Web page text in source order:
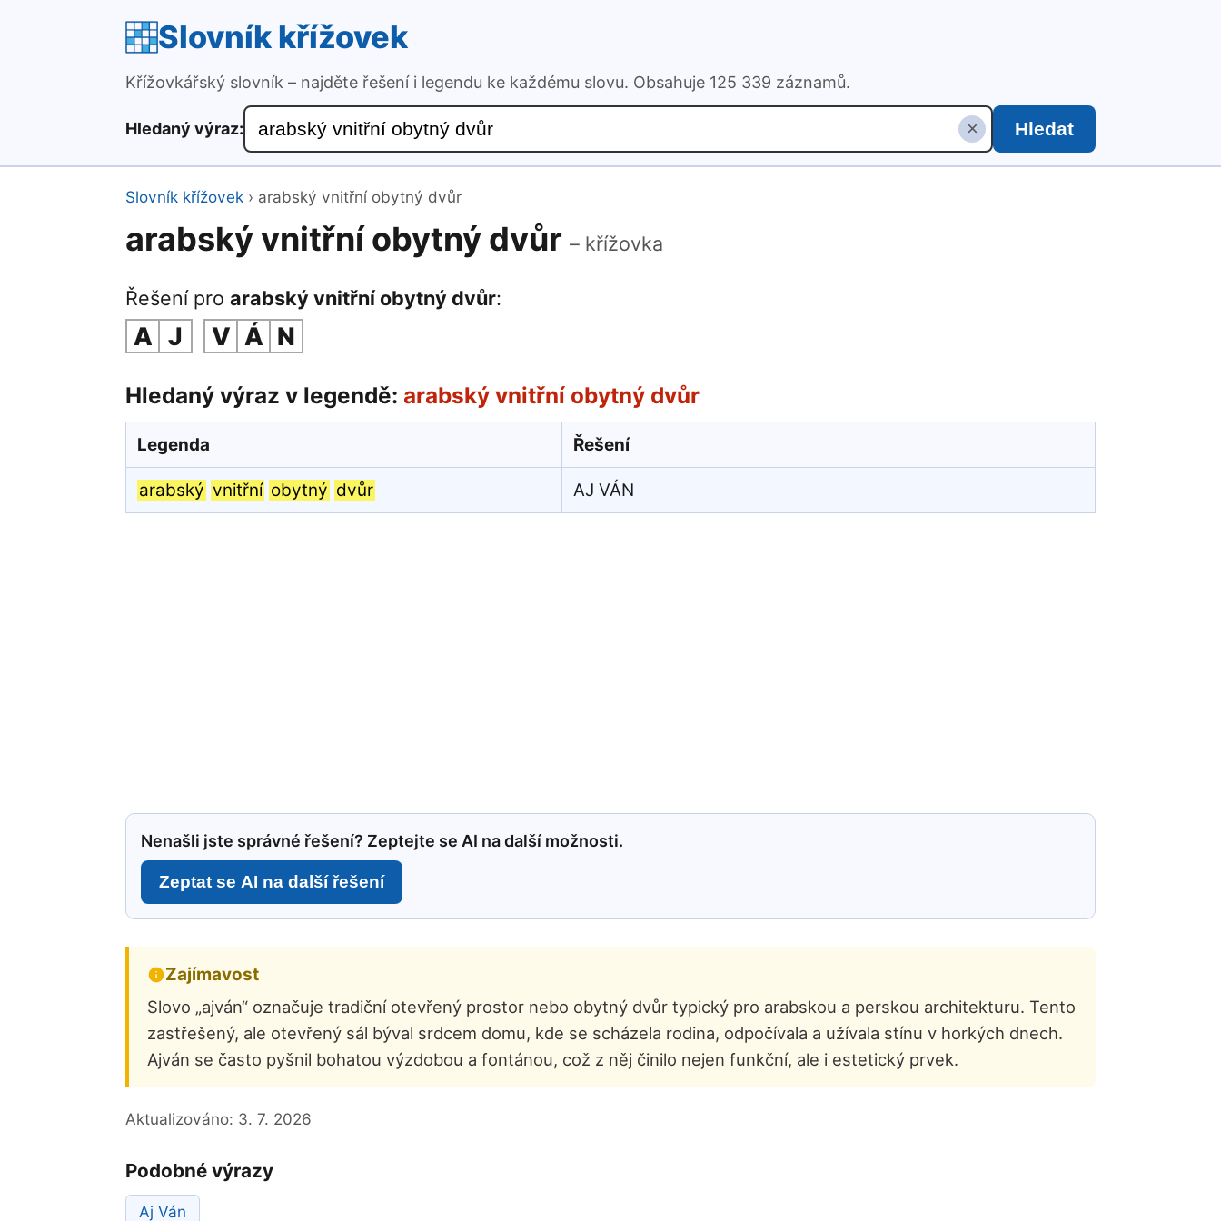
Slovník křížovek
Křížovkářský slovník – najděte řešení i legendu ke každému slovu. Obsahuje 125 339 záznamů.
Hledaný výraz: × Hledat
Slovník křížovek › arabský vnitřní obytný dvůr
arabský vnitřní obytný dvůr – křížovka
Řešení pro arabský vnitřní obytný dvůr:
A J V Á N
Hledaný výraz v legendě: arabský vnitřní obytný dvůr
Legenda Řešení
arabský vnitřní obytný dvůr AJ VÁN
Nenašli jste správné řešení? Zeptejte se AI na další možnosti.
Zeptat se AI na další řešení
Zajímavost
Slovo „ajván“ označuje tradiční otevřený prostor nebo obytný dvůr typický pro arabskou a perskou architekturu. Tento
zastřešený, ale otevřený sál býval srdcem domu, kde se scházela rodina, odpočívala a užívala stínu v horkých dnech.
Ajván se často pyšnil bohatou výzdobou a fontánou, což z něj činilo nejen funkční, ale i estetický prvek.
Aktualizováno: 3. 7. 2026
Podobné výrazy
Aj Ván